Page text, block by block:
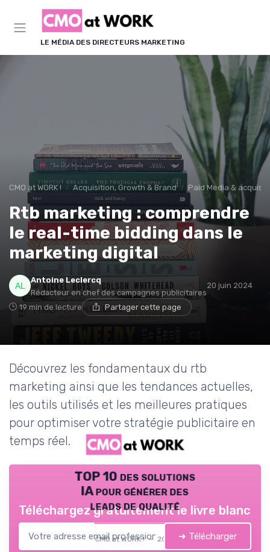
LE MÉDIA DES DIRECTEURS MARKETING
CMO at WORK ! Acquisition, Growth & Brand Paid Media &
Rtb marketing : comprendre
le real-time bidding dans le
marketing digital
Antoine Leclercq
Rédacteur en chef des campagnes publicitaires
20 juin 2024
19 min de lecture Partager cette page
Découvrez les fondamentaux du rtb
marketing ainsi que les tendances actuelles,
les outils utilisés et les meilleures pratiques
pour optimiser votre stratégie publicitaire en
temps réel.
TOP 10 des solutions
IA pour générer des
leads de qualité
CMO at WORK ! — 2026
Téléchargez gratuitement le livre blanc
➔ Télécharger
Panneau de gestion des cookies